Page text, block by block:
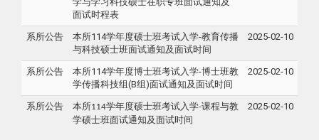
面试时程表
系所公告
本所114学年度硕士班考试入学-教育传播
与科技硕士班面试通知及面试时间
2025-02-10
系所公告
本所114学年度博士班考试入学-博士班教
学传播科技组(B组)面试通知及面试时间
2025-02-10
系所公告 本所114学年度硕士班考试入学-课程与教
学硕士班面试通知及面试时间
2025-02-10